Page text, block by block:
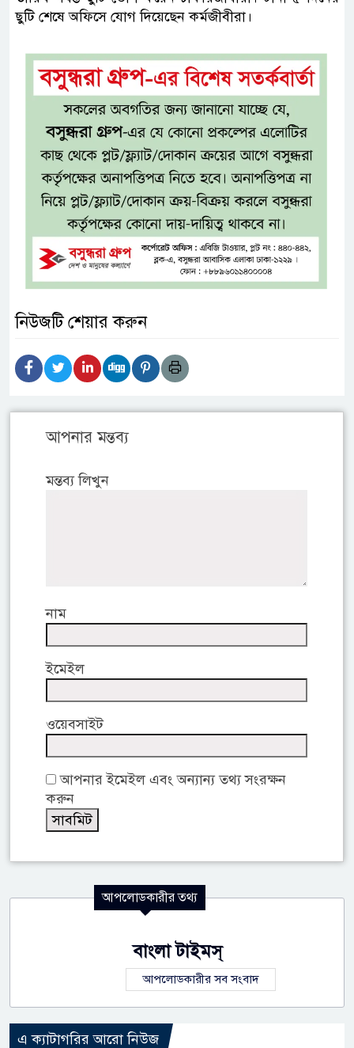
ছুটি শেষে অফিসে যোগ দিয়েছেন কর্মজীবীরা।
নিউজটি শেয়ার করুন
আপনার মন্তব্য
মন্তব্য লিখুন
নাম
ইমেইল
ওয়েবসাইট
আপনার ইমেইল এবং অন্যান্য তথ্য সংরক্ষন
করুন
আপলোডকারীর তথ্য
বাংলা টাইমস্
আপলোডকারীর সব সংবাদ
এ ক্যাটাগরির আরো নিউজ